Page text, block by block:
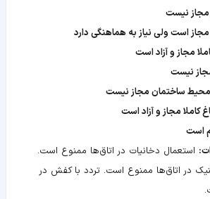
مجاز نیست
مجاز است ولی نیاز به هماهنگی دارد
مجاز و آزاد است
نیست
ساختمان مجاز نیست
کاملا مجاز و آزاد است
است
استعمال دخانیات در اتاق‌ها ممنوع است.
در اتاق‌ها ممنوع است. تردد با کفش در